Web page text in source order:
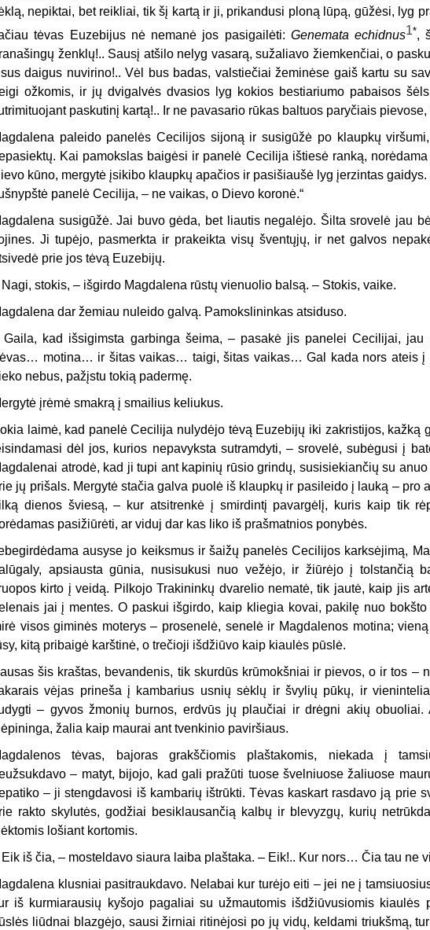
nepiktai, bet reikliai, tik šį kartą ir ji, prikandusi ploną lūpą, gūžėsi, lyg
tėvas Euzebijus nė nemanė jos pasigailėti: Genemata echidnus1*,
ženklų!.. Sausį atšilo nelyg vasarą, sužaliavo žiemkenčiai, o
daigus nuvirino!.. Vėl bus badas, valstiečiai žeminėse gaiš kartu su
ožkomis, ir jų dvigalvės dvasios lyg kokios bestiariumo pabaisos
paskutinį kartą!.. Ir ne pavasario rūkas baltuos paryčiais pievose,
paleido panelės Cecilijos sijoną ir susigūžė po klaupkų
Kai pamokslas baigėsi ir panelė Cecilija ištiesė ranką,
kūno, mergytė įsikibo klaupkų apačios ir pasišiaušė lyg įerzintas
panelė Cecilija, – ne vaikas, o Dievo koronė.“
susigūžė. Jai buvo gėda, bet liautis negalėjo. Šilta srovelė jau
Ji tupėjo, pasmerkta ir prakeikta visų šventųjų, ir net galvos
prie jos tėvą Euzebijų.
stokis, – išgirdo Magdalena rūstų vienuolio balsą. – Stokis, vaike.
dar žemiau nuleido galvą. Pamokslininkas atsiduso.
Gaila, kad išsigimsta garbinga šeima, – pasakė jis panelei Cecilijai,
motina… ir šitas vaikas… taigi, šitas vaikas… Gal kada nors ateis į
nebus, pažįstu tokią padermę.
įrėmė smakrą į smailius keliukus.
laimė, kad panelė Cecilija nulydėjo tėvą Euzebijų iki zakristijos, kažką
dėl jos, kurios nepavyksta sutramdyti, – srovelė, subėgusi į
atrodė, kad ji tupi ant kapinių rūsio grindų, susisiekiančių su
jų prišals. Mergytė stačia galva puolė iš klaupkų ir pasileido į lauką – pro
dienos šviesą, – kur atsitrenkė į smirdintį pavargėlį, kuris kaip tik
pasižiūrėti, ar viduj dar kas liko iš prašmatnios ponybės.
ausyse jo keiksmus ir šaižų panelės Cecilijos karksėjimą,
apsiausta gūnia, nusisukusi nuo vežėjo, ir žiūrėjo į tolstančią
kirto į veidą. Pilkojo Trakininkų dvarelio nematė, tik jautė, kaip jis
jai į mentes. O paskui išgirdo, kaip kliegia kovai, pakilę nuo bokšto
visos giminės moterys – prosenelė, senelė ir Magdalenos motina;
kitą pribaigė karštinė, o trečioji išdžiūvo kaip kiaulės pūslė.
šis kraštas, bevandenis, tik skurdūs krūmokšniai ir pievos, o ir tos –
vėjas prineša į kambarius usnių sėklų ir švylių pūkų, ir
– gyvos žmonių burnos, erdvūs jų plaučiai ir drėgni akių
žalia kaip maurai ant tvenkinio paviršiaus.
tėvas, bajoras grakščiomis plaštakomis, niekada į
– matyt, bijojo, kad gali pražūti tuose švelniuose žaliuose
– ji stengdavosi iš kambarių ištrūkti. Tėvas kaskart rasdavo ją prie
rakto skylutės, godžiai besiklausančią kalbų ir blevyzgų, kurių
lošiant kortomis.
iš čia, – mosteldavo siaura laiba plaštaka. – Eik!.. Kur nors… Čia tau ne
klusniai pasitraukdavo. Nelabai kur turėjo eiti – jei ne į
iš kurmiarausių kyšojo pagaliai su užmautomis išdžiūvusiomis kiaulės
liūdnai blazgėjo, sausi žirniai ritinėjosi po jų vidų, keldami triukšmą,